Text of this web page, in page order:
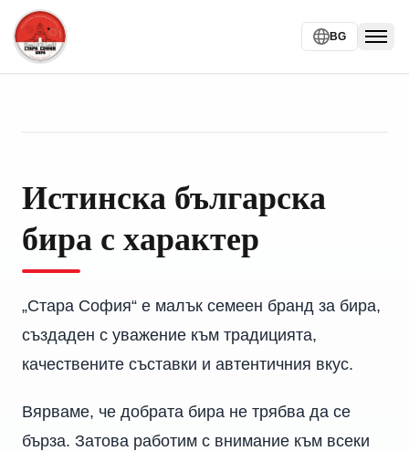
BG
Истинска българска
бира с характер
„Стара София“ е малък семеен бранд за бира,
създаден с уважение към традицията,
качествените съставки и автентичния вкус.
Вярваме, че добрата бира не трябва да се
бърза. Затова работим с внимание към всеки